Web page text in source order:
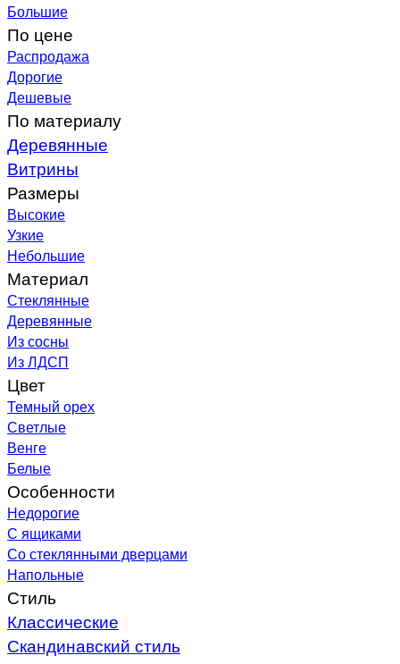
Большие
По цене
Распродажа
Дорогие
Дешевые
По материалу
Деревянные
Витрины
Размеры
Высокие
Узкие
Небольшие
Материал
Стеклянные
Деревянные
Из сосны
Из ЛДСП
Цвет
Темный орех
Светлые
Венге
Белые
Особенности
Недорогие
С ящиками
Со стеклянными дверцами
Напольные
Стиль
Классические
Скандинавский стиль